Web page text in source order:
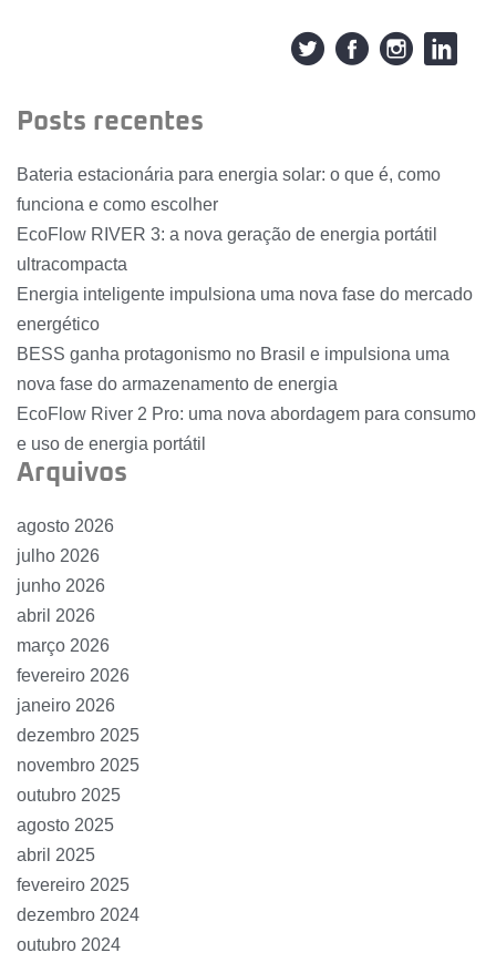
Posts recentes
Bateria estacionária para energia solar: o que é, como
funciona e como escolher
EcoFlow RIVER 3: a nova geração de energia portátil
ultracompacta
Energia inteligente impulsiona uma nova fase do mercado
energético
BESS ganha protagonismo no Brasil e impulsiona uma
nova fase do armazenamento de energia
EcoFlow River 2 Pro: uma nova abordagem para consumo
e uso de energia portátil
Arquivos
agosto 2026
julho 2026
junho 2026
abril 2026
março 2026
fevereiro 2026
janeiro 2026
dezembro 2025
novembro 2025
outubro 2025
agosto 2025
abril 2025
fevereiro 2025
dezembro 2024
outubro 2024